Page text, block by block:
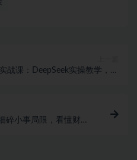
战课：DeepSeek实操教学，多
碎小事局限，看懂财富